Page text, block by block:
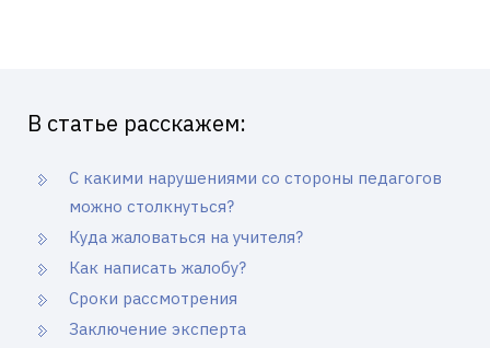
В статье расскажем:
С какими нарушениями со стороны педагогов
можно столкнуться?
Куда жаловаться на учителя?
Как написать жалобу?
Сроки рассмотрения
Заключение эксперта